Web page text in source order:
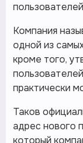
Компания
одной из
кроме того,
практически
Таков
адрес нового
который